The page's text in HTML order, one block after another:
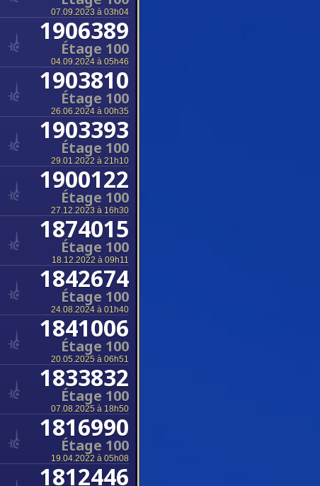
07.09.2023 à 03h04
1906389
Étage 100
04.09.2024 à 05h46
1903810
Étage 100
26.06.2024 à 00h35
1903393
Étage 100
29.01.2022 à 21h10
1900122
Étage 100
27.12.2023 à 16h30
1874015
Étage 100
18.12.2022 à 09h11
1842674
Étage 100
24.08.2024 à 01h40
1841006
Étage 100
20.05.2025 à 06h51
1833832
Étage 100
07.08.2025 à 18h50
1816990
Étage 100
19.04.2022 à 05h08
1812446